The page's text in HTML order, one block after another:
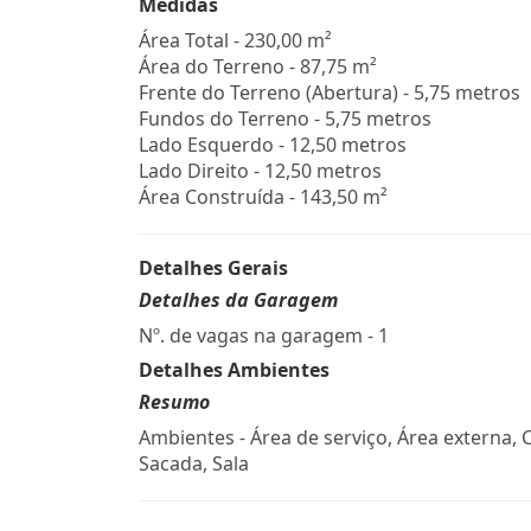
Área Total - 230,00 m²
Área do Terreno - 87,75 m²
Frente do Terreno (Abertura) - 5,75 metros
Fundos do Terreno - 5,75 metros
Lado Esquerdo - 12,50 metros
Lado Direito - 12,50 metros
Área Construída - 143,50 m²
Detalhes Gerais
Detalhes da Garagem
Nº. de vagas na garagem - 1
Detalhes Ambientes
Resumo
Ambientes - Área de serviço, Área externa,
Sacada, Sala